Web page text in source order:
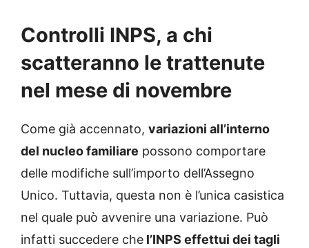
Controlli INPS, a chi
scatteranno le trattenute
nel mese di novembre
Come già accennato, variazioni all’interno
del nucleo familiare possono comportare
delle modifiche sull’importo dell’Assegno
Unico. Tuttavia, questa non è l’unica casistica
nel quale può avvenire una variazione. Può
infatti succedere che l’INPS effettui dei tagli